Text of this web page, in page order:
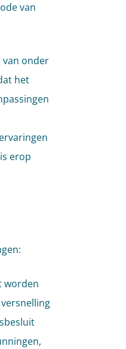
van
van onder
het
erop
worden